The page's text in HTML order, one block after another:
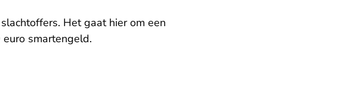
Het gaat hier om een
smartengeld.